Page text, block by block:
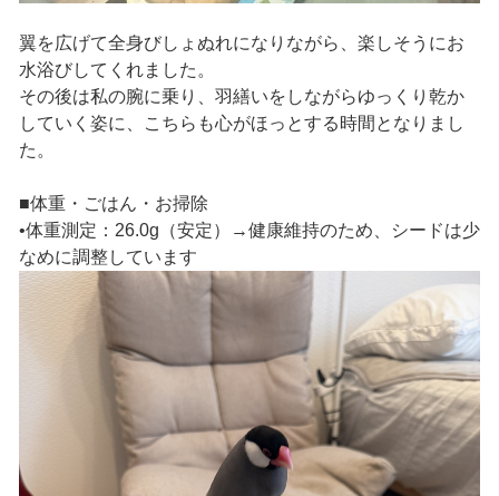
翼を広げて全身びしょぬれになりながら、楽しそうにお
水浴びしてくれました。
その後は私の腕に乗り、羽繕いをしながらゆっくり乾か
していく姿に、こちらも心がほっとする時間となりまし
た。
■体重・ごはん・お掃除
•体重測定：26.0g（安定）→健康維持のため、シードは少
なめに調整しています